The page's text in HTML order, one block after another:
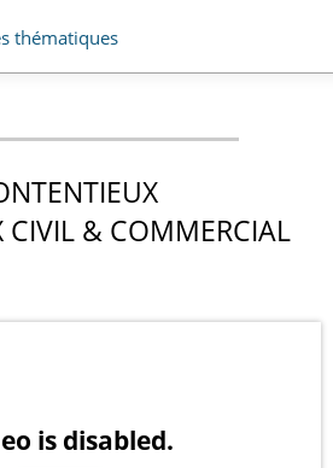
thématiques
CIVIL & COMMERCIAL
is disabled.